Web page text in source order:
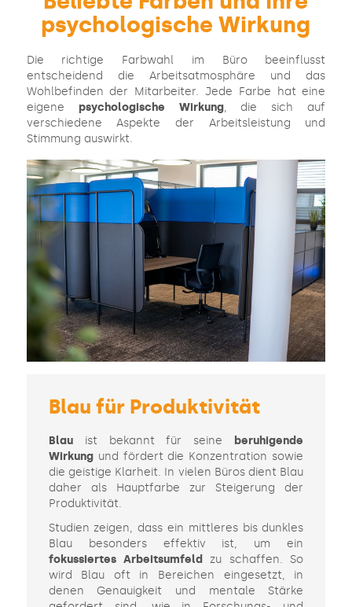
psychologische Wirkung
Die richtige Farbwahl im Büro beeinflusst
entscheidend die Arbeitsatmosphäre und das
Wohlbefinden der Mitarbeiter. Jede Farbe hat eine
eigene psychologische Wirkung, die sich auf
verschiedene Aspekte der Arbeitsleistung und
Stimmung auswirkt.
Blau für Produktivität
Blauist bekannt für seine
beruhigende
Wirkungund fördert die Konzentration sowie
die geistige Klarheit. In vielen Büros dient Blau
daher als Hauptfarbe zur Steigerung der
Produktivität.
Studien zeigen, dass ein mittleres bis dunkles
Blau besonders effektiv ist, um ein
fokussiertes Arbeitsumfeld
zu schaffen. So
wird Blau oft in Bereichen eingesetzt, in
denen Genauigkeit und mentale Stärke